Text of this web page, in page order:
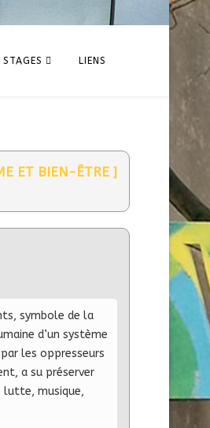
LIENS
ET BIEN-ÊTRE ]
symbole de la
d’un système
les oppresseurs
a su préserver
lutte, musique,